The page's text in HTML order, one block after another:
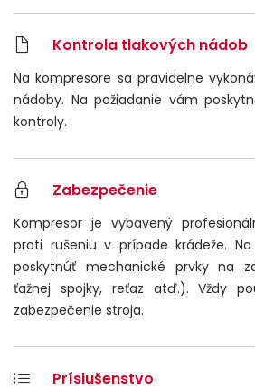
Kontrola tlakových nádob
Na kompresore sa pravidelne
nádoby. Na požiadanie vám
kontroly.
Zabezpečenie
Kompresor je vybavený
proti rušeniu v prípade krádeže.
poskytnúť mechanické prvky na
ťažnej spojky, reťaz atď.). Vždy
zabezpečenie stroja.
Príslušenstvo